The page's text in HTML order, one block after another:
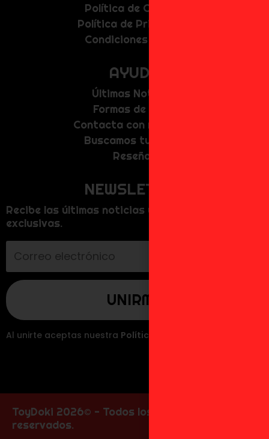
Política de Cookies
Política de Privacidad
Condiciones de uso
AYUDA
Últimas Noticias
Formas de Pago
Contacta con nosotros
Buscamos tu figura
Reseñas
NEWSLETTER
Recibe las últimas noticias y promociones
exclusivas.
Al unirte aceptas nuestra Política de Privacidad
ToyDoki 2026© - Todos los derechos
reservados.